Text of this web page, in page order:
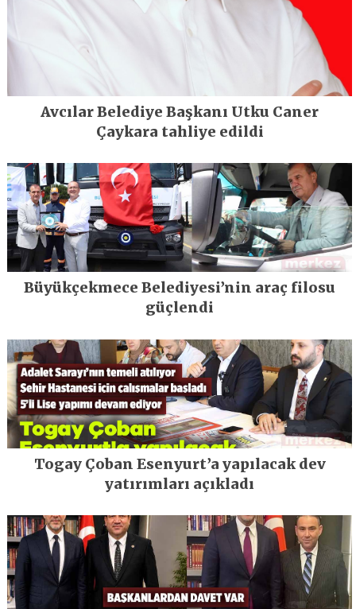
Avcılar Belediye Başkanı Utku Caner
Çaykara tahliye edildi
Büyükçekmece Belediyesi’nin araç filosu
güçlendi
Togay Çoban Esenyurt’a yapılacak dev
yatırımları açıkladı